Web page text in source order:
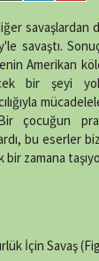
on
Email
on
LinkedIn
on
savaşlardan
savaştı.
Amerikan
bir şeyi
çocuğun
bu eserler
bir zamana
İçin Savaş